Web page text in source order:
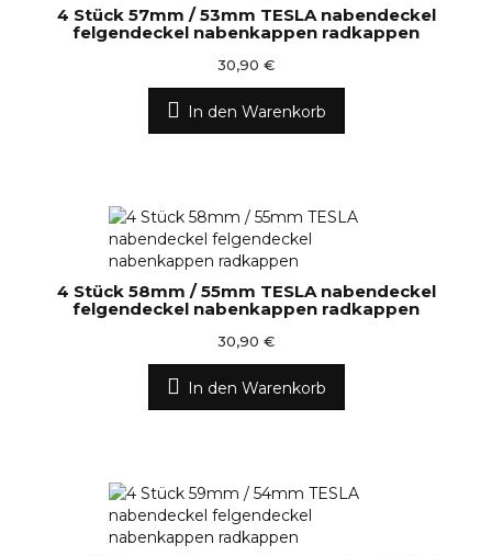
4 Stück 57mm / 53mm TESLA nabendeckel
felgendeckel nabenkappen radkappen
30,90 €
In den Warenkorb
4 Stück 58mm / 55mm TESLA nabendeckel
felgendeckel nabenkappen radkappen
30,90 €
In den Warenkorb